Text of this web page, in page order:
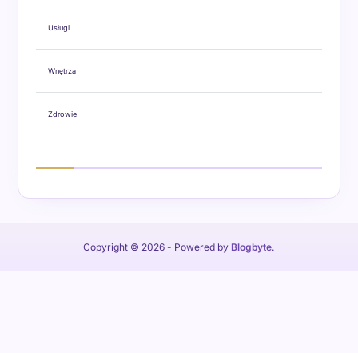
Usługi
Wnętrza
Zdrowie
Copyright © 2026 - Powered by Blogbyte.